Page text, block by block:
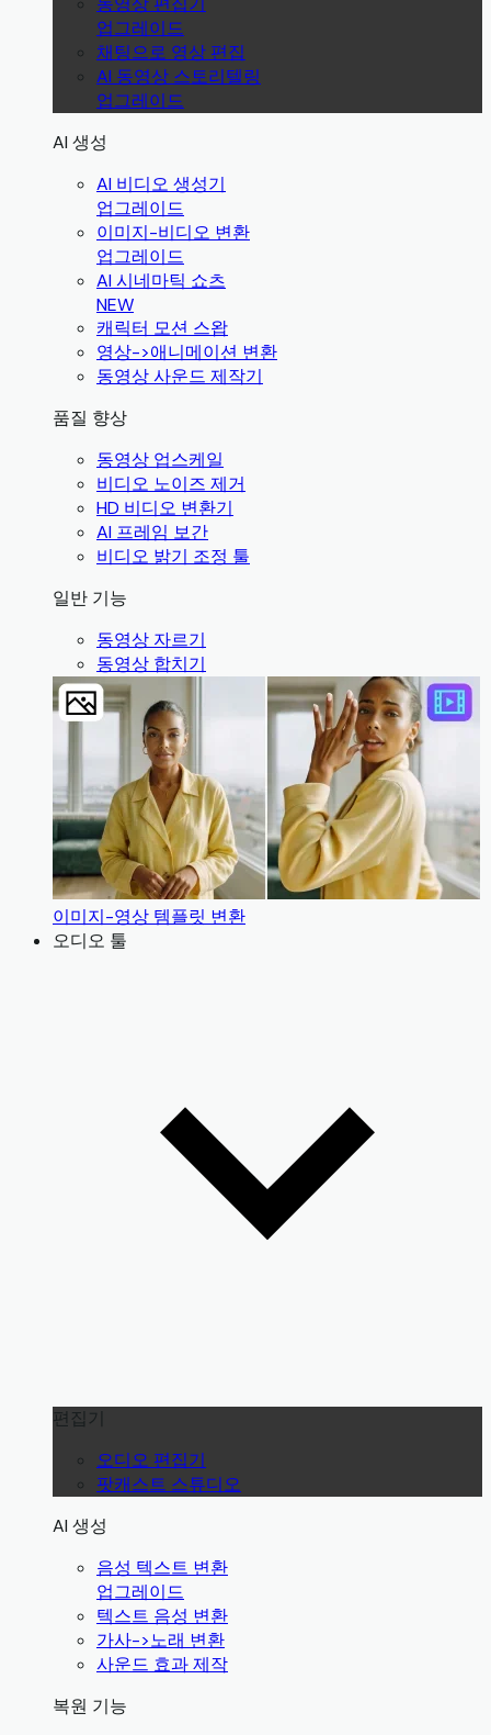
업그레이드
채팅으로 영상 편집
AI 동영상 스토리텔링
업그레이드
AI 생성
AI 비디오 생성기
업그레이드
이미지-비디오 변환
업그레이드
AI 시네마틱 쇼츠
NEW
캐릭터 모션 스왑
영상->애니메이션 변환
동영상 사운드 제작기
품질 향상
동영상 업스케일
비디오 노이즈 제거
HD 비디오 변환기
AI 프레임 보간
비디오 밝기 조정 툴
일반 기능
동영상 자르기
동영상 합치기
이미지-영상 템플릿 변환
오디오 툴
편집기
오디오 편집기
팟캐스트 스튜디오
AI 생성
음성 텍스트 변환
업그레이드
텍스트 음성 변환
가사->노래 변환
사운드 효과 제작
복원 기능